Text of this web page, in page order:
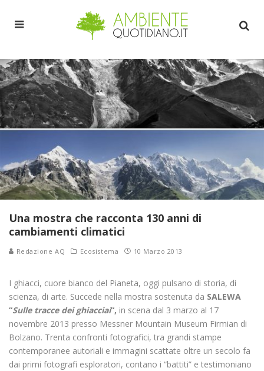
Una mostra che racconta 130 anni di
cambiamenti climatici
Redazione AQ Ecosistema 10 Marzo 2013
I ghiacci, cuore bianco del Pianeta, oggi pulsano di storia, di
scienza, di arte. Succede nella mostra sostenuta da SALEWA
“Sulle tracce dei ghiacciai“, in scena dal 3 marzo al 17
novembre 2013 presso Messner Mountain Museum Firmian di
Bolzano. Trenta confronti fotografici, tra grandi stampe
contemporanee autoriali e immagini scattate oltre un secolo fa
dai primi fotografi esploratori, contano i “battiti” e testimoniano